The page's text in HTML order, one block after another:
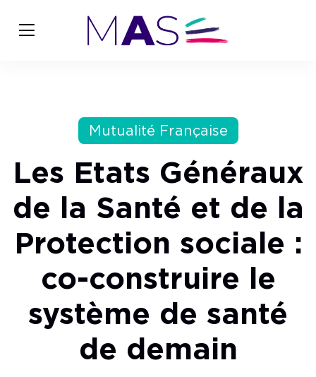
Mutualité Française
Les Etats Généraux
de la Santé et de la
Protection sociale :
co-construire le
système de santé
de demain